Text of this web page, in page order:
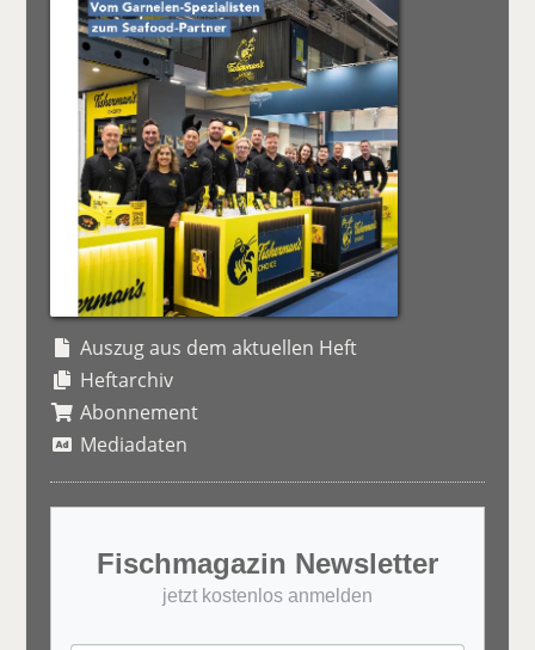
Auszug aus dem aktuellen Heft
Heftarchiv
Abonnement
Mediadaten
Fischmagazin Newsletter
jetzt kostenlos anmelden